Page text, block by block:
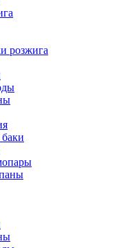
розжига